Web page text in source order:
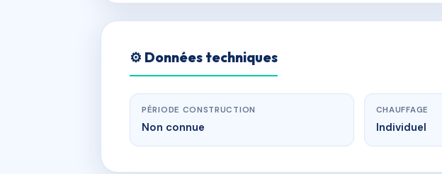
⚙️ Données techniques
PÉRIODE CONSTRUCTION
Non connue
CHAUFFAGE
Individuel